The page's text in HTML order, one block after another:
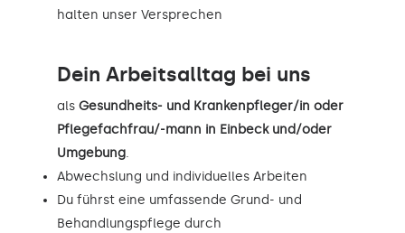
halten unser Versprechen
Dein Arbeitsalltag bei uns
als Gesundheits- und Krankenpfleger/in oder
Pflegefachfrau/-mann in Einbeck und/oder
Umgebung.
Abwechslung und individuelles Arbeiten
Du führst eine umfassende Grund- und
Behandlungspflege durch